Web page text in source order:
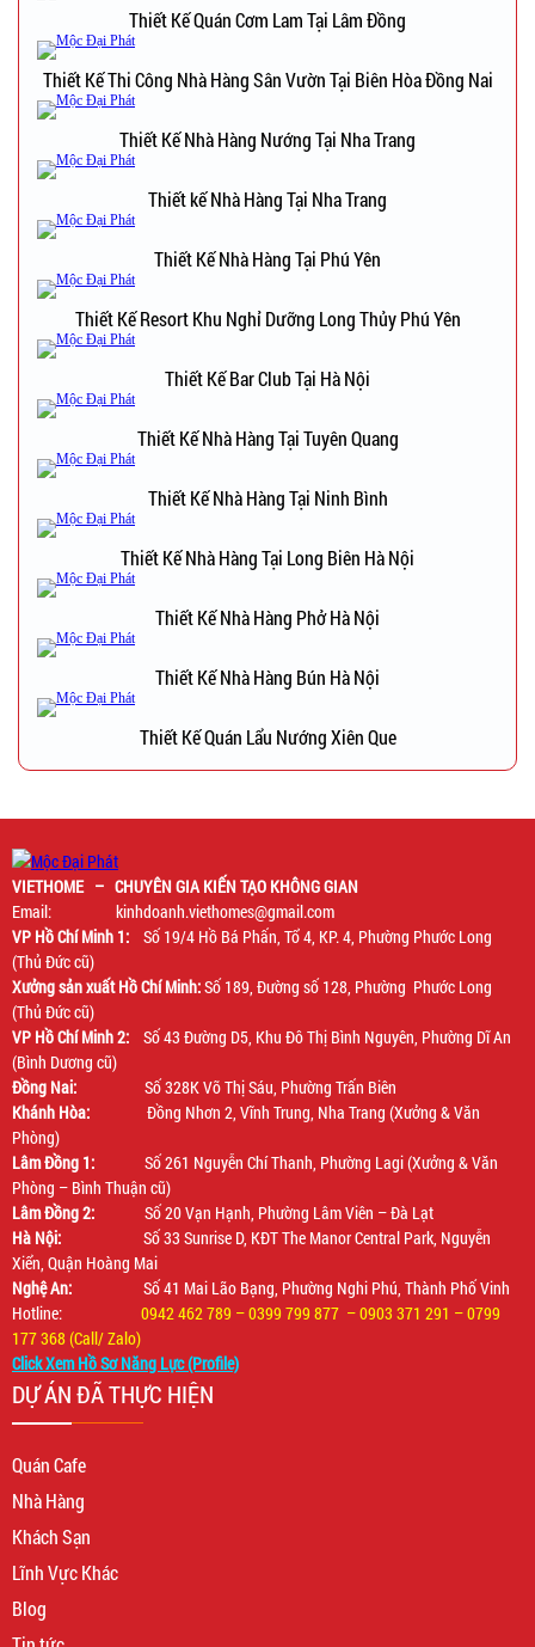
Thiết Kế Quán Cơm Lam Tại Lâm Đồng
Thiết Kế Thi Công Nhà Hàng Sân Vườn Tại Biên Hòa Đồng Nai
Thiết Kế Nhà Hàng Nướng Tại Nha Trang
Thiết kế Nhà Hàng Tại Nha Trang
Thiết Kế Nhà Hàng Tại Phú Yên
Thiết Kế Resort Khu Nghỉ Dưỡng Long Thủy Phú Yên
Thiết Kế Bar Club Tại Hà Nội
Thiết Kế Nhà Hàng Tại Tuyên Quang
Thiết Kế Nhà Hàng Tại Ninh Bình
Thiết Kế Nhà Hàng Tại Long Biên Hà Nội
Thiết Kế Nhà Hàng Phở Hà Nội
Thiết Kế Nhà Hàng Bún Hà Nội
Thiết Kế Quán Lẩu Nướng Xiên Que
VIETHOME – CHUYÊN GIA KIẾN TẠO KHÔNG GIAN
Email: kinhdoanh.viethomes@gmail.com
VP Hồ Chí Minh 1: Số 19/4 Hồ Bá Phấn, Tổ 4, KP. 4, Phường Phước Long
(Thủ Đức cũ)
Xưởng sản xuất Hồ Chí Minh:Số 189, Đường số 128, Phường Phước Long
(Thủ Đức cũ)
VP Hồ Chí Minh 2: Số 43 Đường D5, Khu Đô Thị Bình Nguyên, Phường Dĩ An
(Bình Dương cũ)
Đồng Nai: Số 328K Võ Thị Sáu, Phường Trấn Biên
Khánh Hòa: Đồng Nhơn 2, Vĩnh Trung, Nha Trang (Xưởng & Văn
Phòng)
Lâm Đồng 1: Số 261 Nguyễn Chí Thanh, Phường Lagi (Xưởng & Văn
Phòng – Bình Thuận cũ)
Lâm Đồng 2: Số 20 Vạn Hạnh, Phường Lâm Viên – Đà Lạt
Hà Nội: Số 33 Sunrise D, KĐT The Manor Central Park, Nguyễn
Xiển, Quận Hoàng Mai
Nghệ An: Số 41 Mai Lão Bạng, Phường Nghi Phú, Thành Phố Vinh
Hotline: 0942 462 789 – 0399 799 877 – 0903 371 291 – 0799
177 368 (Call/ Zalo)
Click Xem Hồ Sơ Năng Lực (Profile)
DỰ ÁN ĐÃ THỰC HIỆN
Quán Cafe
Nhà Hàng
Khách Sạn
Lĩnh Vực Khác
Blog